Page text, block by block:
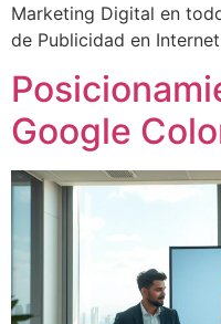
Marketing Digital en
de Publicidad en
Google